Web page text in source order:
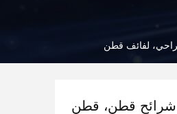
100% قطن، شرائح قطن، قطن